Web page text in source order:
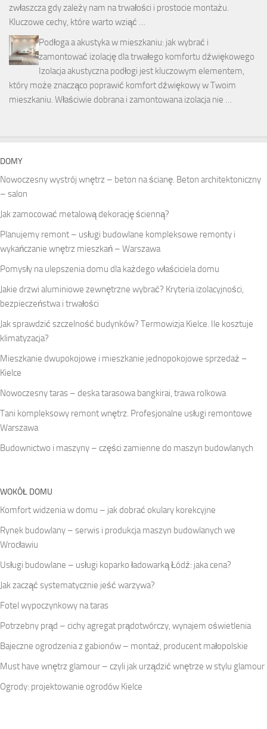
zwłaszcza gdy zależy nam na trwałości i prostocie montażu.
Kluczowe cechy, które warto wziąć …
Podłoga a akustyka w mieszkaniu: jak wybrać i
zamontować izolację dla trwałego komfortu dźwiękowego
Izolacja akustyczna podłogi jest kluczowym elementem,
który może znacząco poprawić komfort dźwiękowy w Twoim
mieszkaniu. Właściwie dobrana i zamontowana izolacja nie …
DOMY
Nowoczesny wystrój wnętrz – beton na ścianę. Beton architektoniczny
– salon
Jak zamocować metalową dekorację ścienną?
Planujemy remont – usługi budowlane kompleksowe remonty i
wykańczanie wnętrz mieszkań – Warszawa
Pomysły na ulepszenia domu dla każdego właściciela domu
Jakie drzwi aluminiowe zewnętrzne wybrać? Kryteria izolacyjności,
bezpieczeństwa i trwałości
Jak sprawdzić szczelność budynków? Termowizja Kielce. Ile kosztuje
klimatyzacja?
Mieszkanie dwupokojowe i mieszkanie jednopokojowe sprzedaż –
Kielce
Nowoczesny taras – deska tarasowa bangkirai, trawa rolkowa
Tani kompleksowy remont wnętrz. Profesjonalne usługi remontowe
Warszawa
Budownictwo i maszyny – części zamienne do maszyn budowlanych
WOKÓŁ DOMU
Komfort widzenia w domu – jak dobrać okulary korekcyjne
Rynek budowlany – serwis i produkcja maszyn budowlanych we
Wrocławiu
Usługi budowlane – usługi koparko ładowarką Łódź: jaka cena?
Jak zacząć systematycznie jeść warzywa?
Fotel wypoczynkowy na taras
Potrzebny prąd – cichy agregat prądotwórczy, wynajem oświetlenia
Bajeczne ogrodzenia z gabionów – montaż, producent małopolskie
Must have wnętrz glamour – czyli jak urządzić wnętrze w stylu glamour
Ogrody: projektowanie ogrodów Kielce